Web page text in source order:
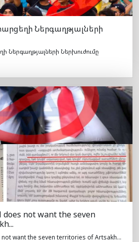
Ներգաղթյալների
Ներգաղթյալների Ներխուժումը
does not want the seven
want the seven territories of Artsakh...